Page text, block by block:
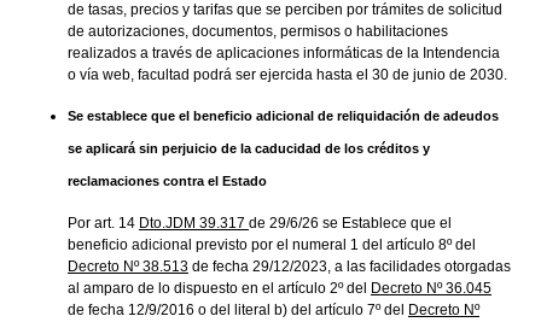
de tasas, precios y tarifas que se perciben por trámites de solicitud
de autorizaciones, documentos, permisos o habilitaciones
realizados a través de aplicaciones informáticas de la Intendencia
o vía web, facultad podrá ser ejercida hasta el 30 de junio de 2030.
Se establece que el beneficio adicional de reliquidación de adeudos
se aplicará sin perjuicio de la caducidad de los créditos y
reclamaciones contra el Estado
Por art. 14 Dto.JDM 39.317 de 29/6/26 se Establece que el
beneficio adicional previsto por el numeral 1 del artículo 8º del
Decreto Nº 38.513 de fecha 29/12/2023, a las facilidades otorgadas
al amparo de lo dispuesto en el artículo 2º del
Decreto Nº 36.045
de fecha 12/9/2016 o del literal b) del artículo 7º del
Decreto Nº